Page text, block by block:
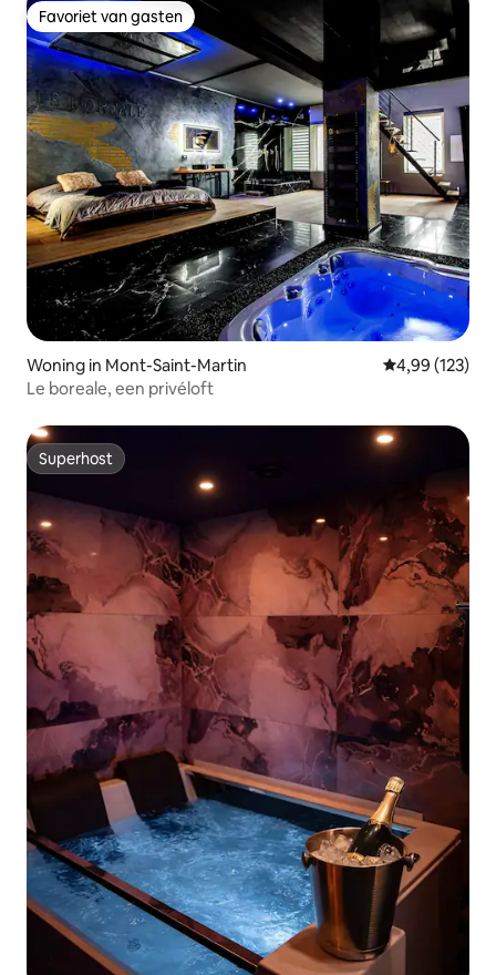
Favoriet van gasten
Favoriet van gasten
Woning in Mont-Saint-Martin Gemiddelde
4,99 (123)
Le boreale, een privéloft
Superhost
Superhost